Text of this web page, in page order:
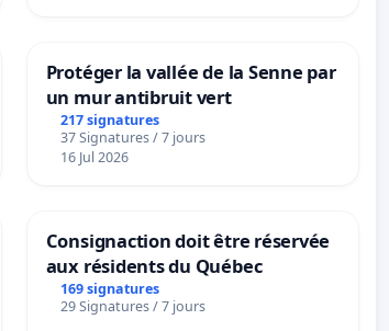
Protéger la vallée de la Senne par
un mur antibruit vert
217 signatures
37 Signatures / 7 jours
16 Jul 2026
Consignaction doit être réservée
aux résidents du Québec
169 signatures
29 Signatures / 7 jours